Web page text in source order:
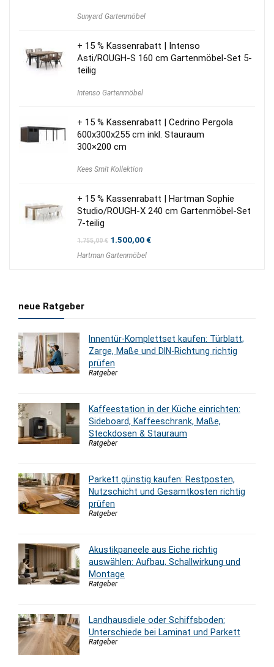
Sunyard Gartenmöbel
+ 15 % Kassenrabatt | Intenso
Asti/ROUGH-S 160 cm Gartenmöbel-Set 5-
teilig
Intenso Gartenmöbel
+ 15 % Kassenrabatt | Cedrino Pergola
600x300x255 cm inkl. Stauraum
300×200 cm
Kees Smit Kollektion
+ 15 % Kassenrabatt | Hartman Sophie
Studio/ROUGH-X 240 cm Gartenmöbel-Set
7-teilig
1.755,00€ Ursprünglicher
war:
1.500,00€Aktueller
Hartman Gartenmöbel
neue Ratgeber
Innentür-Komplettset kaufen: Türblatt,
Zarge, Maße und DIN-Richtung richtig
prüfen
Ratgeber
Kaffeestation in der Küche einrichten:
Sideboard, Kaffeeschrank, Maße,
Steckdosen & Stauraum
Ratgeber
Parkett günstig kaufen: Restposten,
Nutzschicht und Gesamtkosten richtig
prüfen
Ratgeber
Akustikpaneele aus Eiche richtig
auswählen: Aufbau, Schallwirkung und
Montage
Ratgeber
Landhausdiele oder Schiffsboden:
Unterschiede bei Laminat und Parkett
Ratgeber